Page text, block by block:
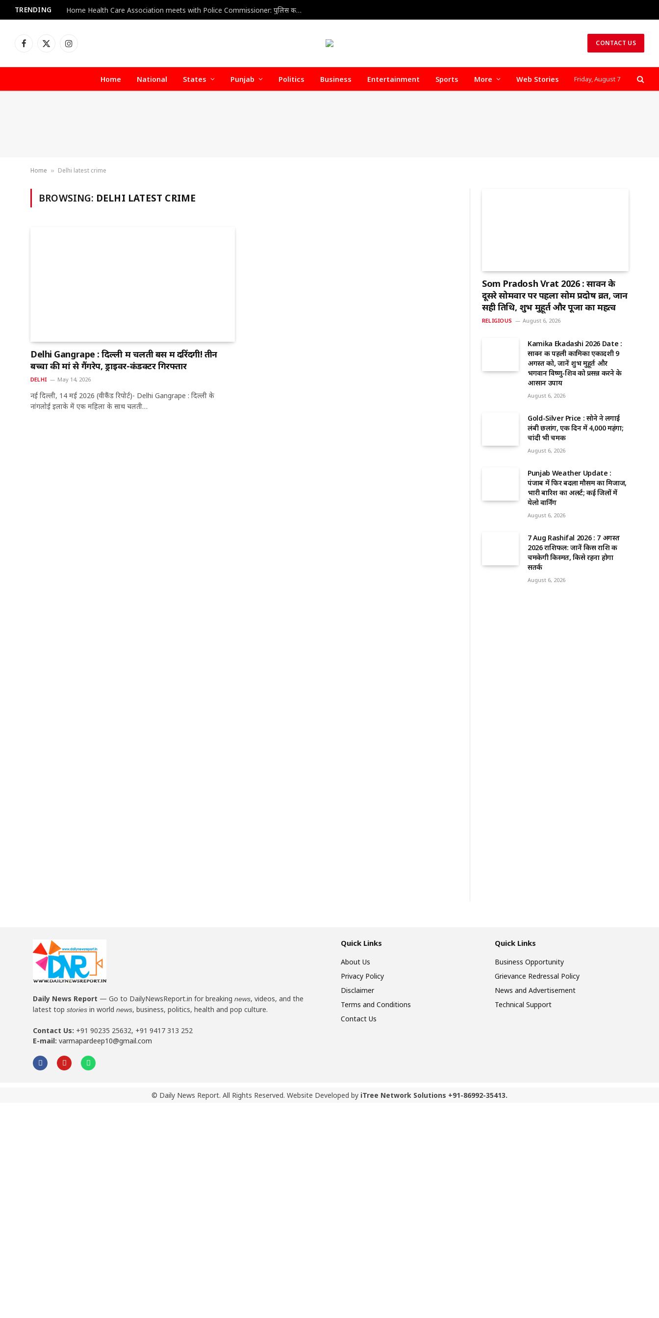
TRENDING Home Health Care Association meets with Police Commissioner: पुलिस कमिश्नर से होम हेल्थ केयर वेलफेयर एसोसिएशन की अहम बैठक, डिफॉल्टर होम हेल्थ केयर एजेंसियों पर जल्द हो सकती है सख्त कार्रवाई
Facebook
X
Instagram CONTACT US
Home National States Punjab Politics Business Entertainment Sports More Web Stories Friday, August 7
Home » Delhi latest crime
BROWSING: DELHI LATEST CRIME
Delhi Gangrape : दिल्ली में चलती बस में दरिंदगी! तीन
बच्चों की मां से गैंगरेप, ड्राइवर-कंडक्टर गिरफ्तार
DELHI May 14, 2026
नई दिल्ली, 14 मई 2026 (वीकैंड रिपोर्ट)- Delhi Gangrape : दिल्ली के
नांगलोई इलाके में एक महिला के साथ चलती…
Som Pradosh Vrat 2026 : सावन के
दूसरे सोमवार पर पहला सोम प्रदोष व्रत, जानें
सही तिथि, शुभ मुहूर्त और पूजा का महत्व
RELIGIOUS August 6, 2026
Kamika Ekadashi 2026 Date :
सावन की पहली कामिका एकादशी 9
अगस्त को, जानें शुभ मुहूर्त और
भगवान विष्णु-शिव को प्रसन्न करने के
आसान उपाय
August 6, 2026
Gold-Silver Price : सोने ने लगाई
लंबी छलांग, एक दिन में ₹4,000 महंगा;
चांदी भी चमकी
August 6, 2026
Punjab Weather Update :
पंजाब में फिर बदला मौसम का मिजाज,
भारी बारिश का अलर्ट; कई जिलों में
येलो वार्निंग
August 6, 2026
7 Aug Rashifal 2026 : 7 अगस्त
2026 राशिफल: जानें किस राशि की
चमकेगी किस्मत, किसे रहना होगा
सतर्क
August 6, 2026
Daily News Report — Go to DailyNewsReport.in for breaking news, videos, and the
latest top stories in world news, business, politics, health and pop culture.
Contact Us: +91 90235 25632, +91 9417 313 252
E-mail: varmapardeep10@gmail.com
Quick Links
About Us
Privacy Policy
Disclaimer
Terms and Conditions
Contact Us
Quick Links
Business Opportunity
Grievance Redressal Policy
News and Advertisement
Technical Support
© Daily News Report. All Rights Reserved. Website Developed by iTree Network Solutions +91-86992-35413.